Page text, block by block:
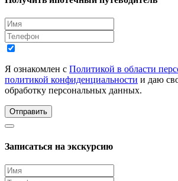
Я ознакомлен с Политикой в области
политикой конфиденциальности и даю
обработку персональных данных.
Отправить
Записаться на экскурсию